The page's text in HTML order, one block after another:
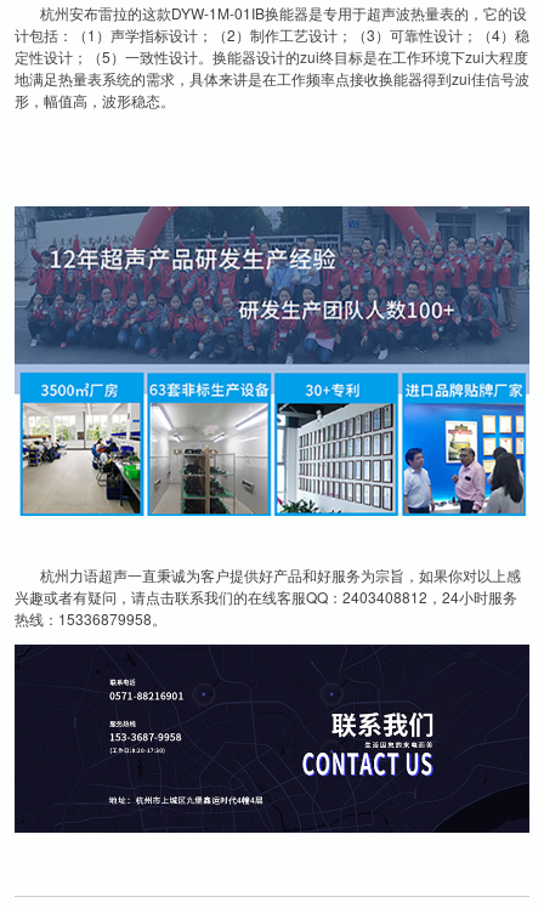
杭州安布雷拉的这款DYW-1M-01IB换能器是专用于超声波热量表的，它的设
计包括：（1）声学指标设计；（2）制作工艺设计；（3）可靠性设计；（4）稳
定性设计；（5）一致性设计。换能器设计的zui终目标是在工作环境下zui大程度
地满足热量表系统的需求，具体来讲是在工作频率点接收换能器得到zui佳信号波
形，幅值高，波形稳态。
杭州力语超声一直秉诚为客户提供好产品和好服务为宗旨，如果你对以上感
兴趣或者有疑问，请点击联系我们的在线客服QQ：2403408812，24小时服务
热线：15336879958。